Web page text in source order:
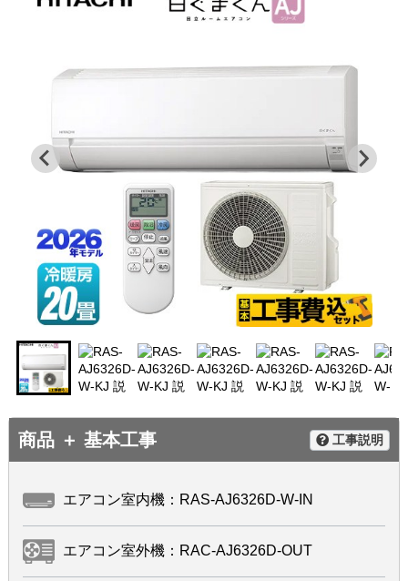
商品 ＋ 基本工事 工事説明
エアコン室内機：RAS-AJ6326D-W-IN
エアコン室外機：RAC-AJ6326D-OUT